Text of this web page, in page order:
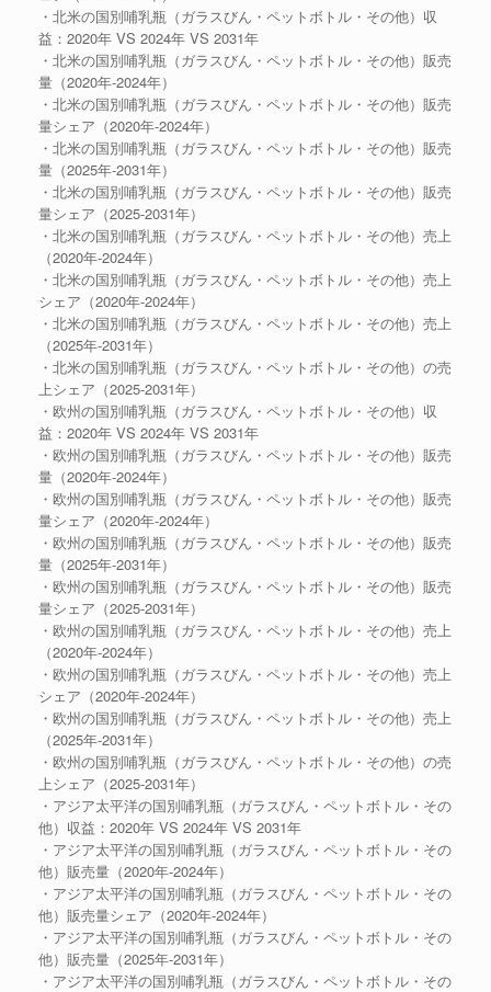
・北米の国別哺乳瓶（ガラスびん・ペットボトル・その他）収
益：2020年 VS 2024年 VS 2031年
・北米の国別哺乳瓶（ガラスびん・ペットボトル・その他）販売
量（2020年-2024年）
・北米の国別哺乳瓶（ガラスびん・ペットボトル・その他）販売
量シェア（2020年-2024年）
・北米の国別哺乳瓶（ガラスびん・ペットボトル・その他）販売
量（2025年-2031年）
・北米の国別哺乳瓶（ガラスびん・ペットボトル・その他）販売
量シェア（2025-2031年）
・北米の国別哺乳瓶（ガラスびん・ペットボトル・その他）売上
（2020年-2024年）
・北米の国別哺乳瓶（ガラスびん・ペットボトル・その他）売上
シェア（2020年-2024年）
・北米の国別哺乳瓶（ガラスびん・ペットボトル・その他）売上
（2025年-2031年）
・北米の国別哺乳瓶（ガラスびん・ペットボトル・その他）の売
上シェア（2025-2031年）
・欧州の国別哺乳瓶（ガラスびん・ペットボトル・その他）収
益：2020年 VS 2024年 VS 2031年
・欧州の国別哺乳瓶（ガラスびん・ペットボトル・その他）販売
量（2020年-2024年）
・欧州の国別哺乳瓶（ガラスびん・ペットボトル・その他）販売
量シェア（2020年-2024年）
・欧州の国別哺乳瓶（ガラスびん・ペットボトル・その他）販売
量（2025年-2031年）
・欧州の国別哺乳瓶（ガラスびん・ペットボトル・その他）販売
量シェア（2025-2031年）
・欧州の国別哺乳瓶（ガラスびん・ペットボトル・その他）売上
（2020年-2024年）
・欧州の国別哺乳瓶（ガラスびん・ペットボトル・その他）売上
シェア（2020年-2024年）
・欧州の国別哺乳瓶（ガラスびん・ペットボトル・その他）売上
（2025年-2031年）
・欧州の国別哺乳瓶（ガラスびん・ペットボトル・その他）の売
上シェア（2025-2031年）
・アジア太平洋の国別哺乳瓶（ガラスびん・ペットボトル・その
他）収益：2020年 VS 2024年 VS 2031年
・アジア太平洋の国別哺乳瓶（ガラスびん・ペットボトル・その
他）販売量（2020年-2024年）
・アジア太平洋の国別哺乳瓶（ガラスびん・ペットボトル・その
他）販売量シェア（2020年-2024年）
・アジア太平洋の国別哺乳瓶（ガラスびん・ペットボトル・その
他）販売量（2025年-2031年）
・アジア太平洋の国別哺乳瓶（ガラスびん・ペットボトル・その